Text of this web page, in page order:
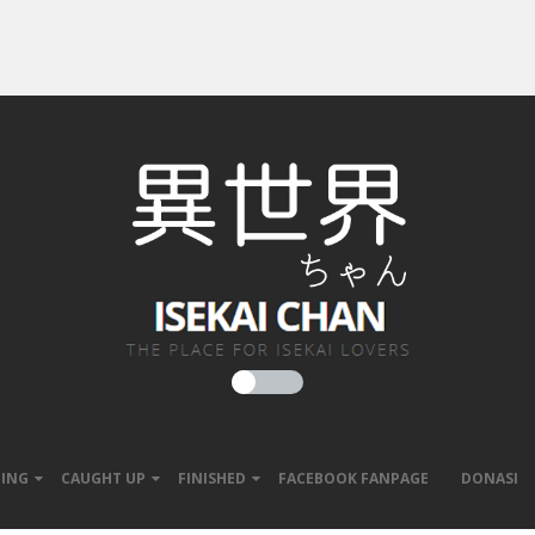
CAUGHT UP FINISHED FACEBOOK FANPAGE DONASI